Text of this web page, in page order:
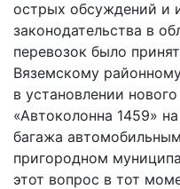
острых обсуждений и
законодательства в
перевозок было
Вяземскому
в установлении
«Автоколонна 1459»
багажа
пригородном
этот вопрос в тот